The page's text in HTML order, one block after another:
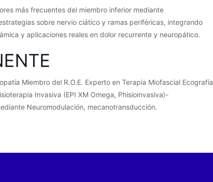
más frecuentes del miembro inferior mediante
sobre nervio ciático y ramas periféricas, integrando
y aplicaciones reales en dolor recurrente y neuropático.
Miembro del R.O.E. Experto en Terapia Miofascial Ecografía
Invasiva (EPI XM Omega, Phisioinvasiva)-
Neuromodulación, mecanotransducción.